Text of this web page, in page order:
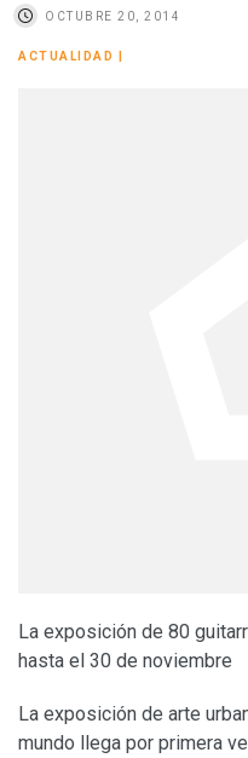
OCTUBRE 20, 2014
ACTUALIDAD
La exposición de 80
hasta el 30 de noviembre
La exposición de arte
mundo llega por primera